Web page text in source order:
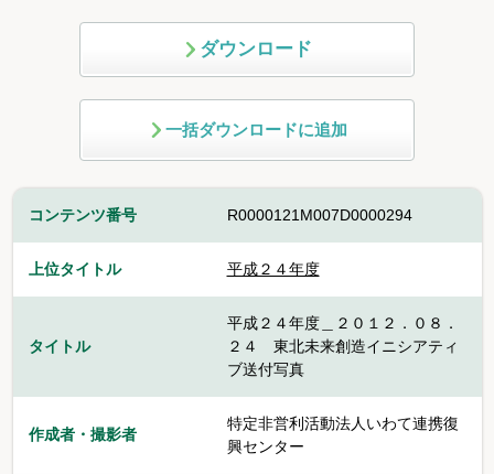
ダウンロード
一括ダウンロードに追加
コンテンツ番号 R0000121M007D0000294
上位タイトル 平成２４年度
タイトル
平成２４年度＿２０１２．０８．
２４ 東北未来創造イニシアティ
ブ送付写真
作成者・撮影者
特定非営利活動法人いわて連携復
興センター